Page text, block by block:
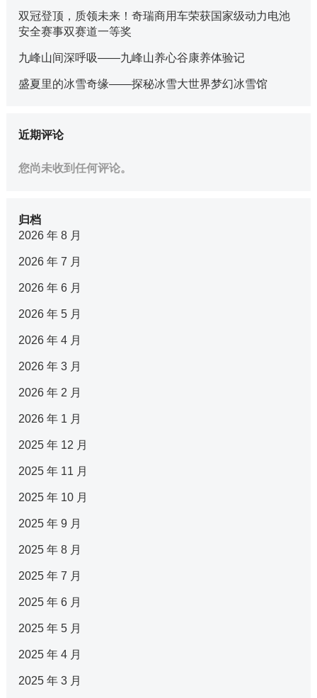
双冠登顶，质领未来！奇瑞商用车荣获国家级动力电池
安全赛事双赛道一等奖
九峰山间深呼吸——九峰山养心谷康养体验记
盛夏里的冰雪奇缘——探秘冰雪大世界梦幻冰雪馆
近期评论
您尚未收到任何评论。
归档
2026 年 8 月
2026 年 7 月
2026 年 6 月
2026 年 5 月
2026 年 4 月
2026 年 3 月
2026 年 2 月
2026 年 1 月
2025 年 12 月
2025 年 11 月
2025 年 10 月
2025 年 9 月
2025 年 8 月
2025 年 7 月
2025 年 6 月
2025 年 5 月
2025 年 4 月
2025 年 3 月